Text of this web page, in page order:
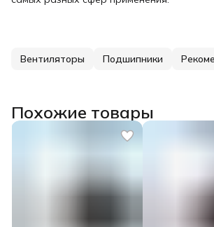
Вентиляторы Подшипники
Похожие товары